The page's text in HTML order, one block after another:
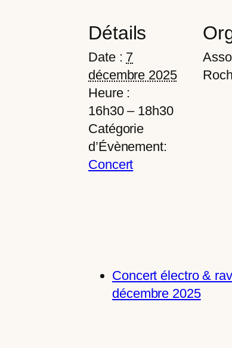
Détails
Date : 7
décembre 2025
Heure :
16h30 – 18h30
Catégorie
d’Évènement:
Concert
Concert électro &
décembre 2025